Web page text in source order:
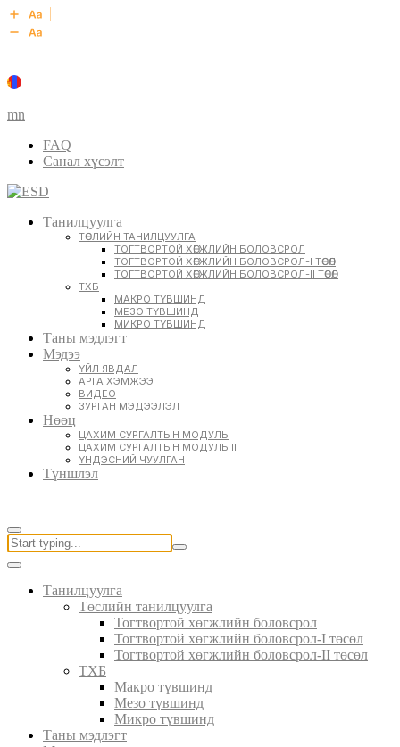
mn
FAQ
Санал хүсэлт
Танилцуулга
ТӨСЛИЙН ТАНИЛЦУУЛГА
ТОГТВОРТОЙ ХӨГЖЛИЙН БОЛОВСРОЛ
ТОГТВОРТОЙ ХӨГЖЛИЙН БОЛОВСРОЛ-I ТӨСӨЛ
ТОГТВОРТОЙ ХӨГЖЛИЙН БОЛОВСРОЛ-II ТӨСӨЛ
ТХБ
МАКРО ТҮВШИНД
МЕЗО ТҮВШИНД
МИКРО ТҮВШИНД
Таны мэдлэгт
Мэдээ
ҮЙЛ ЯВДАЛ
АРГА ХЭМЖЭЭ
ВИДЕО
ЗУРГАН МЭДЭЭЛЭЛ
Нөөц
ЦАХИМ СУРГАЛТЫН МОДУЛЬ
ЦАХИМ СУРГАЛТЫН МОДУЛЬ II
ҮНДЭСНИЙ ЧУУЛГАН
Түншлэл
Танилцуулга
Төслийн танилцуулга
Тогтвортой хөгжлийн боловсрол
Тогтвортой хөгжлийн боловсрол-I төсөл
Тогтвортой хөгжлийн боловсрол-II төсөл
ТХБ
Макро түвшинд
Мезо түвшинд
Микро түвшинд
Таны мэдлэгт